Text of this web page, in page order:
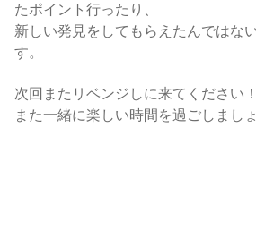
たポイント行ったり、
新しい発見をしてもらえたんではな
す。
次回またリベンジしに来てください！
また一緒に楽しい時間を過ごしまし